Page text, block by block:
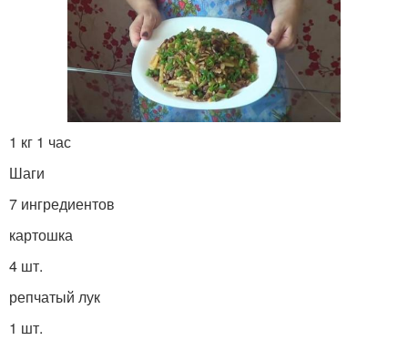
1 кг 1 час
Шаги
7 ингредиентов
картошка
4 шт.
репчатый лук
1 шт.